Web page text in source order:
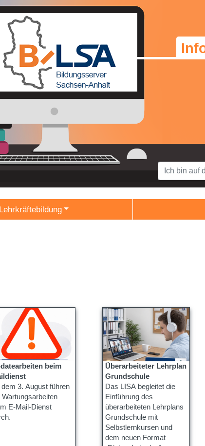
Lehrkräftebildung
beim
dem 3. August führen
Wartungsarbeiten
E-Mail-Dienst
Überarbeiteter Lehrplan
Grundschule
Das LISA begleitet die
Einführung des
überarbeiteten Lehrplans
Grundschule mit
Selbstlernkursen und
dem neuen Format